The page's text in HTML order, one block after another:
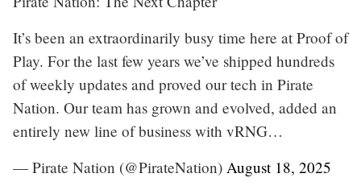
It’s been an extraordinarily busy time here at Proof of
Play. For the last few years we’ve shipped hundreds
of weekly updates and proved our tech in Pirate
Nation. Our team has grown and evolved, added an
entirely new line of business with vRNG…
— Pirate Nation (@PirateNation) August 18, 2025